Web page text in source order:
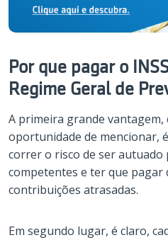
Por que pagar o
Regime Geral de
A primeira grande vantagem,
oportunidade de mencionar,
correr o risco de ser autuado
competentes e ter que pagar
contribuições atrasadas.
Em segundo lugar, é claro,